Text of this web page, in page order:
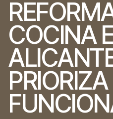
REFORM
COCINA
ALICANT
PRIORIZA
FUNCION